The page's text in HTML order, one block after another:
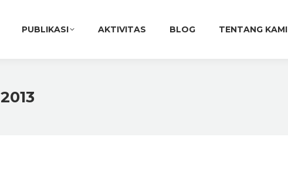
PUBLIKASI AKTIVITAS BLOG TENTANG KAMI
2013